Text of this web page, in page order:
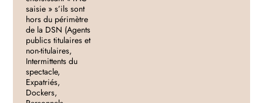
saisie » s’ils sont
hors du périmètre
de la DSN (Agents
publics titulaires et
non-titulaires,
Intermittents du
spectacle,
Expatriés,
Dockers,